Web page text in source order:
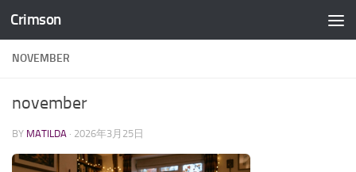
コンテンツへスキップ
Crimson
NOVEMBER
november
BY MATILDA · 2026年3月25日